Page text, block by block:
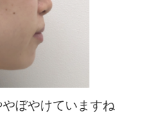
ぼやけていますね